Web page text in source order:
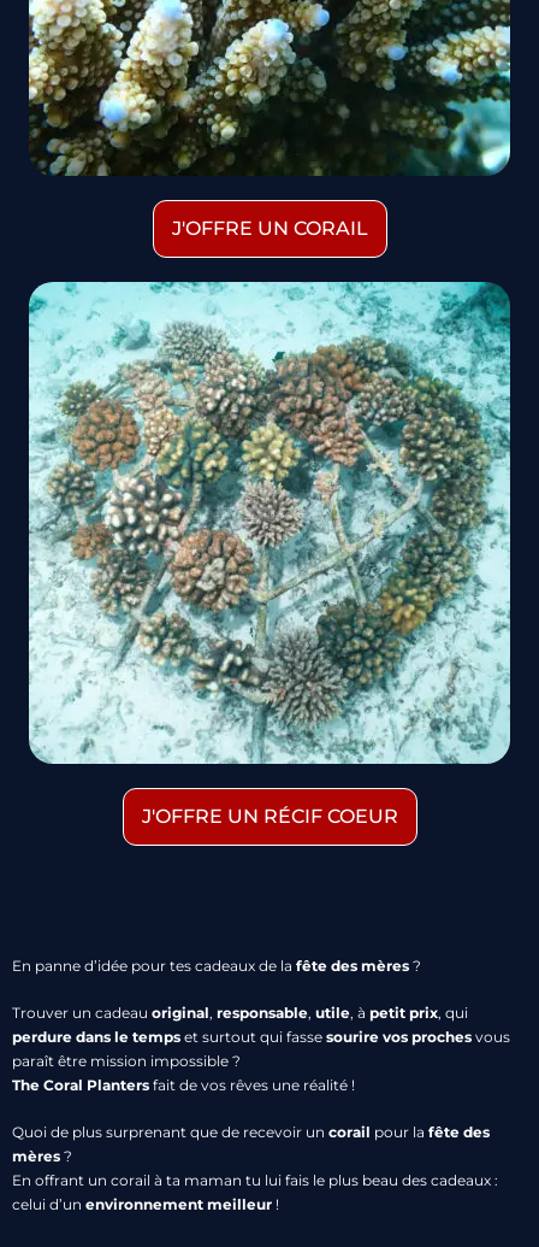
J'OFFRE UN CORAIL
J'OFFRE UN RÉCIF COEUR
En panne d’idée pour tes cadeaux de la fête des mères ?
Trouver un cadeau original, responsable, utile, à petit prix, qui
perdure dans le temps et surtout qui fasse sourire vos proches vous
paraît être mission impossible ?
The Coral Planters fait de vos rêves une réalité !
Quoi de plus surprenant que de recevoir un corail pour la fête des
mères ?
En offrant un corail à ta maman tu lui fais le plus beau des cadeaux :
celui d’un environnement meilleur !